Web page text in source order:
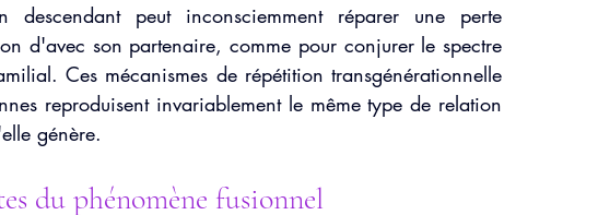
descendant peut inconsciemment réparer une perte
d'avec son partenaire, comme pour conjurer le spectre
Ces mécanismes de répétition transgénérationnelle
reproduisent invariablement le même type de relation
génère.
du phénomène fusionnel